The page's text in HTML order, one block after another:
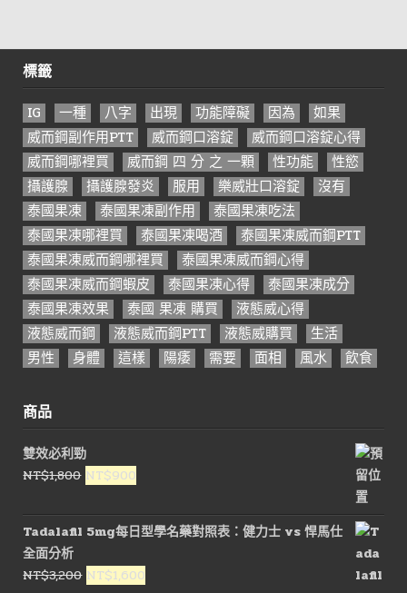
標籤
IG 一種 八字 出現 功能障礙 因為
如果
威而鋼副作用PTT
威而鋼口溶錠
威而鋼口溶錠心得
威而鋼哪裡買
威而鋼 四 分 之 一顆 性功能
性慾
攝護腺
攝護腺發炎 服用 樂威壯口溶錠
沒有
泰國果凍
泰國果凍副作用
泰國果凍吃法
泰國果凍哪裡買
泰國果凍喝酒
泰國果凍威而鋼PTT
泰國果凍威而鋼哪裡買
泰國果凍威而鋼心得
泰國果凍威而鋼蝦皮
泰國果凍心得
泰國果凍成分
泰國果凍效果
泰國 果凍 購買
液態威心得
液態威而鋼
液態威而鋼PTT 液態威購買
生活
男性
身體 這樣 陽痿 需要 面相 風水 飲食
商品
雙效必利勁
NT$1,800 原
價
格：
NT$1,800。
NT$900
價
格：
NT$900。
Tadalafil 5mg每日型學名藥對照表：健力士 vs 悍馬仕
全面分析
NT$3,200 原
NT$1,600